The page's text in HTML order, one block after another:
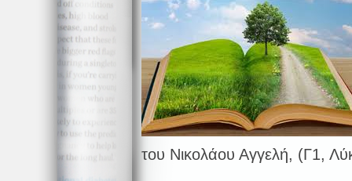
του Νικολάου Αγγελή, (Γ1,